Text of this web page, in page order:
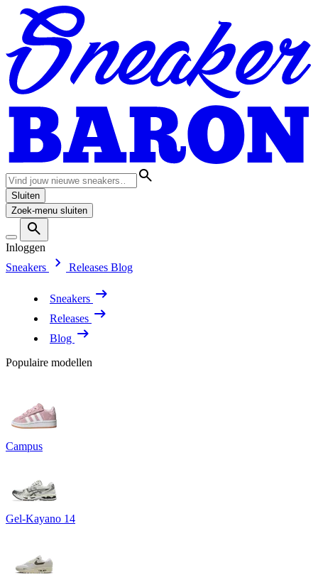
Sluiten
Zoek-menu sluiten
Inloggen
Sneakers
Releases Blog
Sneakers
Releases
Blog
Populaire modellen
Campus
Gel-Kayano 14